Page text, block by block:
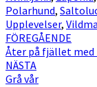
Polarhund,
Upplevelser,
FÖREGÅENDE
Åter på fjället med
NÄSTA
Grå vår